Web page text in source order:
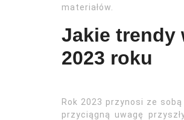
materiałów.
Jakie trendy
2023 roku
Rok 2023 przynosi ze
przyciągną uwagę